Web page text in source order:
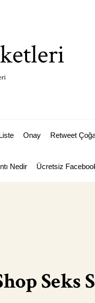
Onay Retweet
Nedir Ücretsiz
Seks